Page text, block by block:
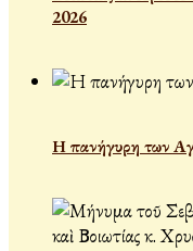
2026
Η πανήγυρη των